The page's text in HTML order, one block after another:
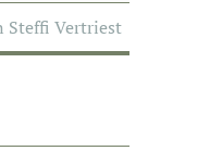
Steffi Vertriest